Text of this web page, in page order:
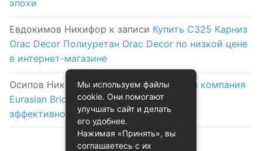
эпохи
Евдокимов Никифор к записи Купить C325 Карниз
Orac Decor Полиуретан Orac Decor по низкой цене
в интернет-магазине
Осипов Николак записиЛогистическая компания
Eurasian Bridge в Астане: надежность и
эффективность на первом месте
Мы используем файлы
cookie. Они помогают
улучшать сайт и делать
его удобнее.
Нажимая «Принять», вы
соглашаетесь с их